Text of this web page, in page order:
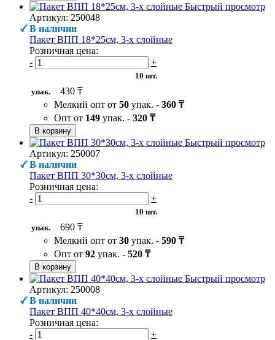
Быстрый просмотр
Артикул: 250048
В наличии
Пакет ВПП 18*25см, 3-х слойные
Розничная цена:
-
+
10 шт.
упак.
430 ₸
Мелкий опт от 50 упак. - 360 ₸
Опт от 149 упак. - 320 ₸
В корзину
Быстрый просмотр
Артикул: 250007
В наличии
Пакет ВПП 30*30см, 3-х слойные
Розничная цена:
-
+
10 шт.
упак.
690 ₸
Мелкий опт от 30 упак. - 590 ₸
Опт от 92 упак. - 520 ₸
В корзину
Быстрый просмотр
Артикул: 250008
В наличии
Пакет ВПП 40*40см, 3-х слойные
Розничная цена:
-
+